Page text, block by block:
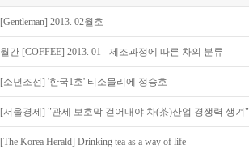
[Gentleman] 2013. 02월호
월간 [COFFEE] 2013. 01 - 제조과정에 따른 차의 분류
[소년조선] '한국1호' 티소믈리에 정승호
[서울경제] "관세 보호막 걷어내야 차(茶)산업 경쟁력 생겨"
[The Korea Herald] Drinking tea as a way of life